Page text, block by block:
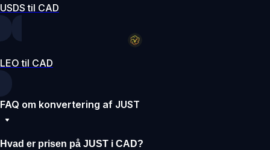
USDS til CAD
LEO til CAD
FAQ om konvertering af JUST
Hvad er prisen på JUST i CAD?